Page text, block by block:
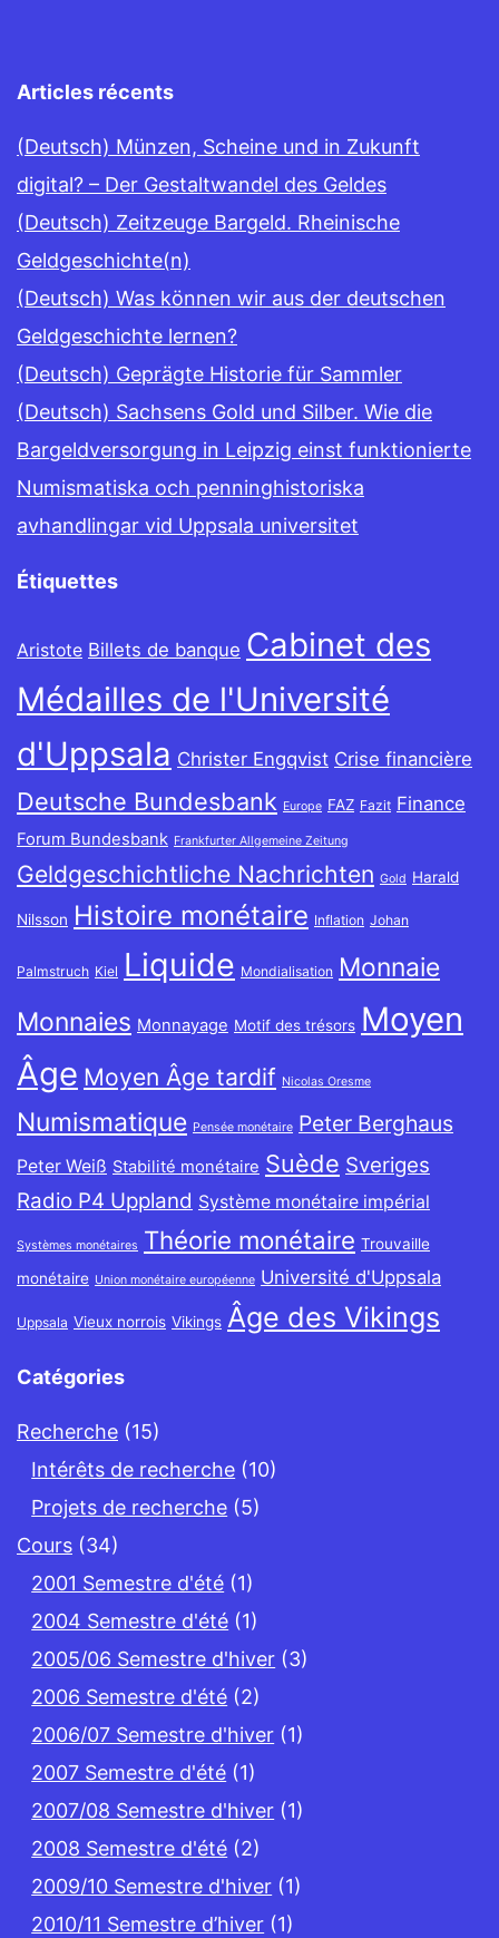
Articles récents
(Deutsch) Münzen, Scheine und in Zukunft
digital? – Der Gestaltwandel des Geldes
(Deutsch) Zeitzeuge Bargeld. Rheinische
Geldgeschichte(n)
(Deutsch) Was können wir aus der deutschen
Geldgeschichte lernen?
(Deutsch) Geprägte Historie für Sammler
(Deutsch) Sachsens Gold und Silber. Wie die
Bargeldversorgung in Leipzig einst funktionierte
Numismatiska och penninghistoriska
avhandlingar vid Uppsala universitet
Étiquettes
Aristote Billets de banque Cabinet des
Médailles de l'Université
d'Uppsala Christer Engqvist Crise financière
Deutsche Bundesbank Europe FAZ Fazit Finance
Forum Bundesbank Frankfurter Allgemeine Zeitung
Geldgeschichtliche Nachrichten Gold Harald
Nilsson Histoire monétaire Inflation Johan
Palmstruch Kiel Liquide Mondialisation Monnaie
Monnaies Monnayage Motif des trésors Moyen
Âge Moyen Âge tardif Nicolas Oresme
Numismatique Pensée monétaire Peter Berghaus
Peter Weiß Stabilité monétaire Suède Sveriges
Radio P4 Uppland Système monétaire impérial
Systèmes monétaires Théorie monétaire Trouvaille
monétaire Union monétaire européenne Université d'Uppsala
Uppsala Vieux norrois Vikings Âge des Vikings
Catégories
Recherche (15)
Intérêts de recherche (10)
Projets de recherche (5)
Cours (34)
2001 Semestre d'été (1)
2004 Semestre d'été (1)
2005/06 Semestre d'hiver (3)
2006 Semestre d'été (2)
2006/07 Semestre d'hiver (1)
2007 Semestre d'été (1)
2007/08 Semestre d'hiver (1)
2008 Semestre d'été (2)
2009/10 Semestre d'hiver (1)
2010/11 Semestre d’hiver (1)